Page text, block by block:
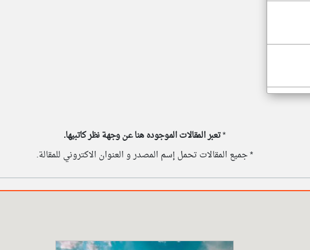
*تعبر المقالات الموجوده هنا عن وجهة نظر كاتبيها.
* جميع المقالات تحمل إسم المصدر و العنوان الاكتروني للمقالة.